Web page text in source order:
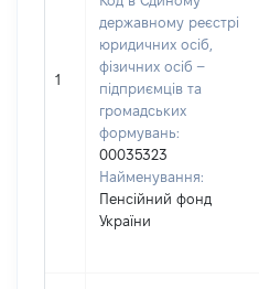
1
державному реєстрі
юридичних осіб,
фізичних осіб –
підприємців та
громадських
формувань:
00035323
Найменування:
Пенсійний фонд
України